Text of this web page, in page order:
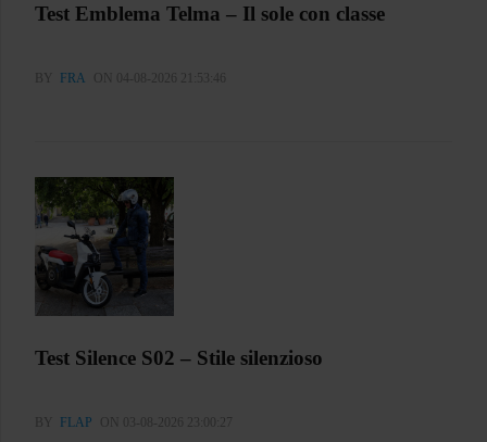
Test Emblema Telma – Il sole con classe
BY FRA ON 04-08-2026 21:53:46
Test Silence S02 – Stile silenzioso
BY FLAP ON 03-08-2026 23:00:27